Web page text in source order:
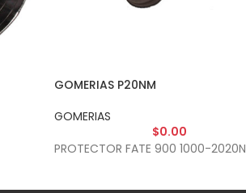
GOMERIAS P20NM
GOMERIAS
$0.00
PROTECTOR FATE 900 1000-2020N